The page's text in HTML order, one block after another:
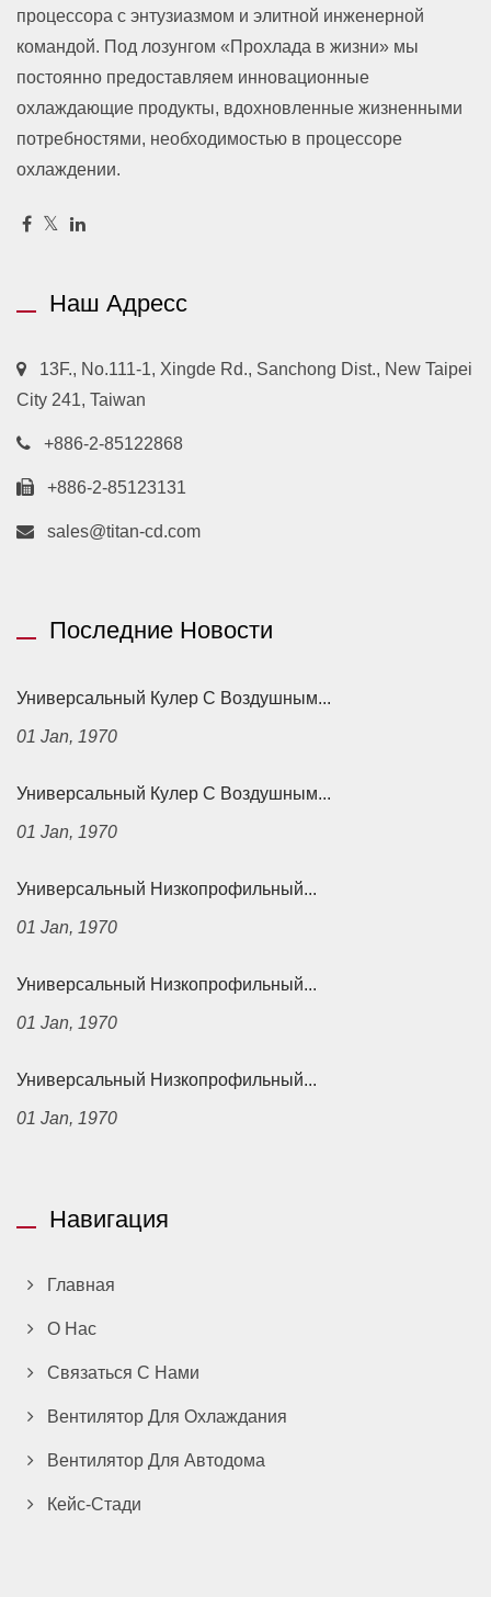
процессора с энтузиазмом и элитной инженерной
командой. Под лозунгом «Прохлада в жизни» мы
постоянно предоставляем инновационные
охлаждающие продукты, вдохновленные жизненными
потребностями, необходимостью в процессоре
охлаждении.
Наш Адресс
13F., No.111-1, Xingde Rd., Sanchong Dist., New Taipei
City 241, Taiwan
+886-2-85122868
+886-2-85123131
sales@titan-cd.com
Последние Новости
Универсальный Кулер С Воздушным...
01 Jan, 1970
Универсальный Кулер С Воздушным...
01 Jan, 1970
Универсальный Низкопрофильный...
01 Jan, 1970
Универсальный Низкопрофильный...
01 Jan, 1970
Универсальный Низкопрофильный...
01 Jan, 1970
Навигация
Главная
О Нас
Связаться С Нами
Вентилятор Для Охлаждания
Вентилятор Для Автодома
Кейс-Стади